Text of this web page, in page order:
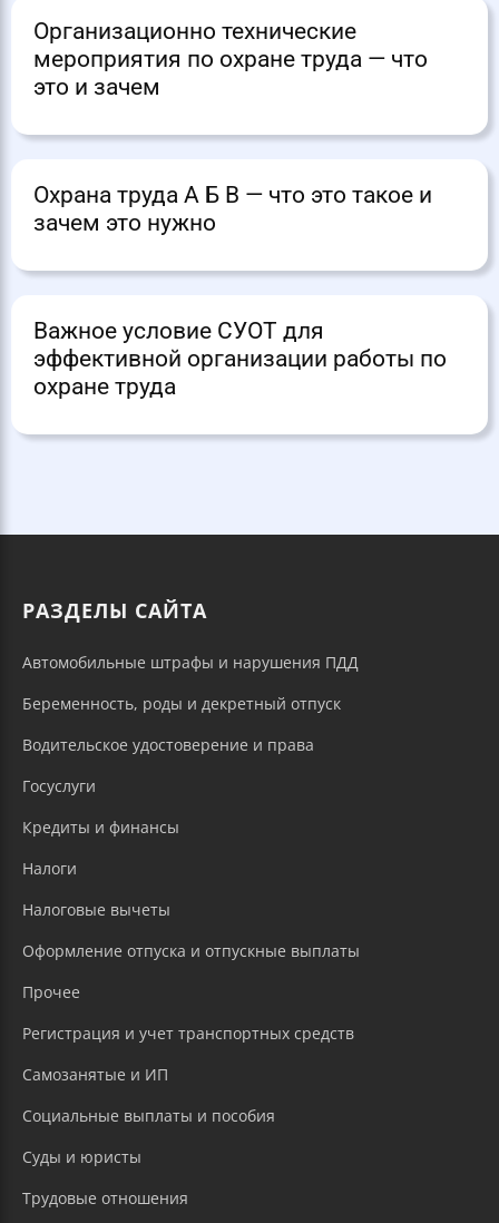
Организационно технические
мероприятия по охране труда — что
это и зачем
Охрана труда А Б В — что это такое и
зачем это нужно
Важное условие СУОТ для
эффективной организации работы по
охране труда
РАЗДЕЛЫ САЙТА
Автомобильные штрафы и нарушения ПДД
Беременность, роды и декретный отпуск
Водительское удостоверение и права
Госуслуги
Кредиты и финансы
Налоги
Налоговые вычеты
Оформление отпуска и отпускные выплаты
Прочее
Регистрация и учет транспортных средств
Самозанятые и ИП
Социальные выплаты и пособия
Суды и юристы
Трудовые отношения